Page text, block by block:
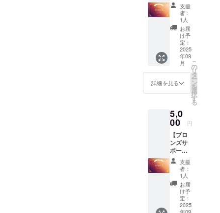
ル支援
証明書
(ホワイ
ト)■ プ
ランご
とに色
違いの
デジタ
ル支援
証明書
を発行
支援証
明書サ
イズ：
2000x1
414(px)
ター／
ライ
ト】 ■
御礼の
メッ
セージ■
■デジタ
ル支援
証明書
(ブロン
ズ)■ ア
クリル
キーホ
が不要
の方は
こちら
のライ
トプラ
ンから
ご支援
くださ
い。 住
所・氏
名の記
入が不
要にな
支援
者：
1人
お届
け予
定：
2025
年09
月
詳細を見る
こ
の
リ
タ
ー
ン
を
選
択
す
る
5,0
00 円
【ブロ
ンズサ
ポー
ター】
■御礼の
メッ
セージ■
■デジタ
ル支援
証明書
支援
者：
1人
お届
け予
定：
2025